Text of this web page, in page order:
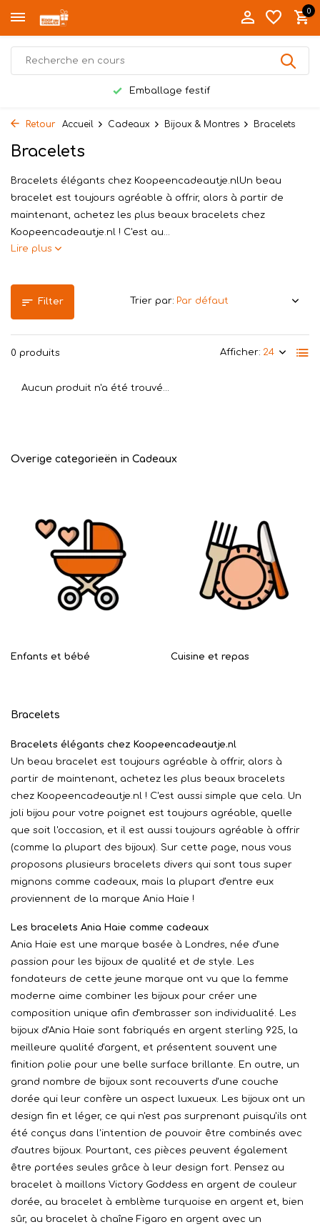
0
Emballage festif
Retour Accueil Cadeaux Bijoux & Montres Bracelets
Bracelets
Bracelets élégants chez Koopeencadeautje.nlUn beau
bracelet est toujours agréable à offrir, alors à partir de
maintenant, achetez les plus beaux bracelets chez
Koopeencadeautje.nl ! C'est au...
Lire plus
Filter
0 produits Afficher:
Trier par:
Aucun produit n'a été trouvé...
Overige categorieën in Cadeaux
Enfants et bébé Cuisine et repas
Bracelets
Bracelets élégants chez Koopeencadeautje.nl
Un beau bracelet est toujours agréable à offrir, alors à
partir de maintenant, achetez les plus beaux bracelets
chez Koopeencadeautje.nl ! C'est aussi simple que cela. Un
joli bijou pour votre poignet est toujours agréable, quelle
que soit l'occasion, et il est aussi toujours agréable à offrir
(comme la plupart des bijoux). Sur cette page, nous vous
proposons plusieurs bracelets divers qui sont tous super
mignons comme cadeaux, mais la plupart d'entre eux
proviennent de la marque Ania Haie !
Les bracelets Ania Haie comme cadeaux
Ania Haie est une marque basée à Londres, née d'une
passion pour les bijoux de qualité et de style. Les
fondateurs de cette jeune marque ont vu que la femme
moderne aime combiner les bijoux pour créer une
composition unique afin d'embrasser son individualité. Les
bijoux d'Ania Haie sont fabriqués en argent sterling 925, la
meilleure qualité d'argent, et présentent souvent une
finition polie pour une belle surface brillante. En outre, un
grand nombre de bijoux sont recouverts d'une couche
dorée qui leur confère un aspect luxueux. Les bijoux ont un
design fin et léger, ce qui n'est pas surprenant puisqu'ils ont
été conçus dans l'intention de pouvoir être combinés avec
d'autres bijoux. Pourtant, ces pièces peuvent également
être portées seules grâce à leur design fort. Pensez au
bracelet à maillons Victory Goddess en argent de couleur
dorée, au bracelet à emblème turquoise en argent et, bien
sûr, au bracelet à chaîne Figaro en argent avec un